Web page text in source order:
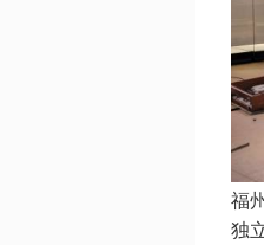
福
独